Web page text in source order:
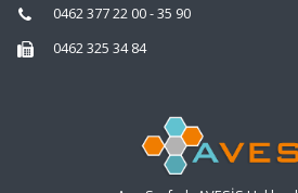
0462 377 22 00 - 35 90
0462 325 34 84